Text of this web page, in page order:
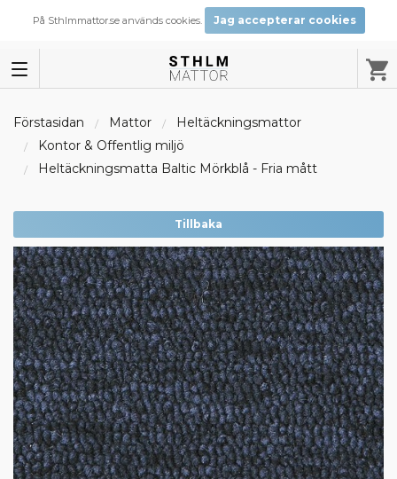
På Sthlmmattor.se används cookies. Jag accepterar cookies
Förstasidan Mattor
Heltäckningsmattor
Kontor & Offentlig miljö
Heltäckningsmatta Baltic Mörkblå - Fria mått
Tillbaka